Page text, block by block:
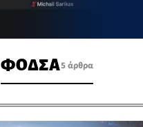
ΦΟΔΣΑ5 άρθρα